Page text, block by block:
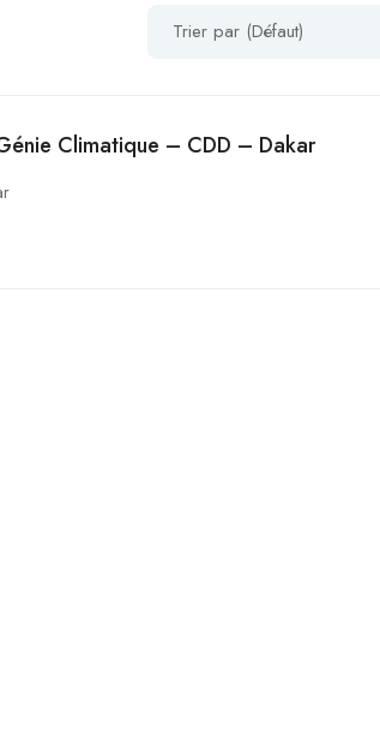
Trier par (Défaut)
Climatique – CDD – Dakar